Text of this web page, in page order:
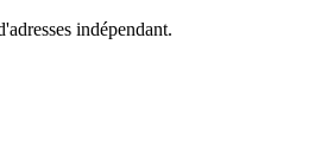
indépendant.